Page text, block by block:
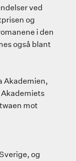
ved
og
i den
også blant
Akademien,
Akademiets
mot
og